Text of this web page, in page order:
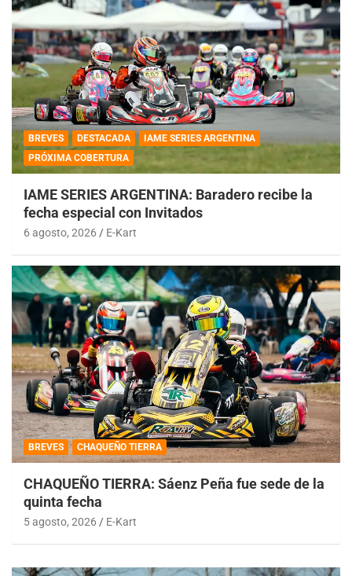
BREVES DESTACADA
IAME SERIES ARGENTINA
PRÓXIMA COBERTURA
IAME SERIES ARGENTINA: Baradero recibe la
fecha especial con Invitados
6 agosto, 2026 E-Kart
BREVES CHAQUEÑO TIERRA
CHAQUEÑO TIERRA: Sáenz Peña fue sede de la
quinta fecha
5 agosto, 2026 E-Kart